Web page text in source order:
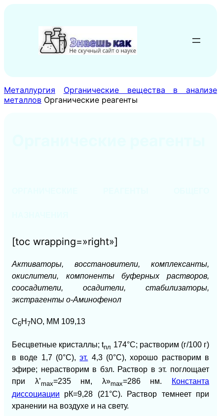
содержимому
Металлургия
Органические вещества в анализе
металлов Органические реагенты
[toc wrapping=»right»]
Активаторы, восстановители, комплексанты,
окислители, компоненты буферных растворов,
соосадители, осадители, стабилизаторы,
экстрагенты о-Аминофенол
C6H 7NO, ММ 109,13
Бесцветные кристаллы; tпл 174°С; растворим (г/100 г)
в воде 1,7 (0°С),эт. 4,3 (0°С), хорошо растворим в
эфире; нерастворим в бзл. Раствор в эт. поглощает
при λ’mах=235 нм, λ»mах=286 нм.
Константа
диссоциации рК=9,28 (21°С). Раствор темнеет при
хранении на воздухе и на свету.